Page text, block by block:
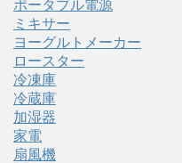
ポータブル電源
ミキサー
ヨーグルトメーカー
ロースター
冷凍庫
冷蔵庫
加湿器
家電
扇風機